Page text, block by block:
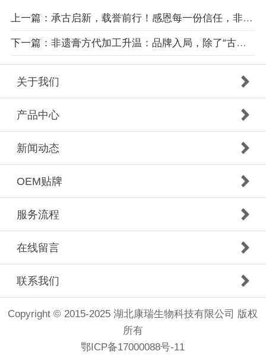
上一篇：承古启新，载誉前行！感恩每一份信任，非遗之路我们刚刚启程
下一篇：非遗膏方代加工升温：品牌入局，除了“古法”更应关注什么？
关于我们
产品中心
新闻动态
OEM贴牌
服务流程
在线留言
联系我们
Copyright © 2015-2025 湖北康瑞生物科技有限公司 版权
所有
鄂ICP备17000088号-11